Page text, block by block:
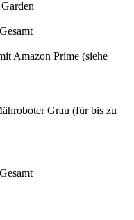
Amazon Prime (siehe
Grau (für bis zu